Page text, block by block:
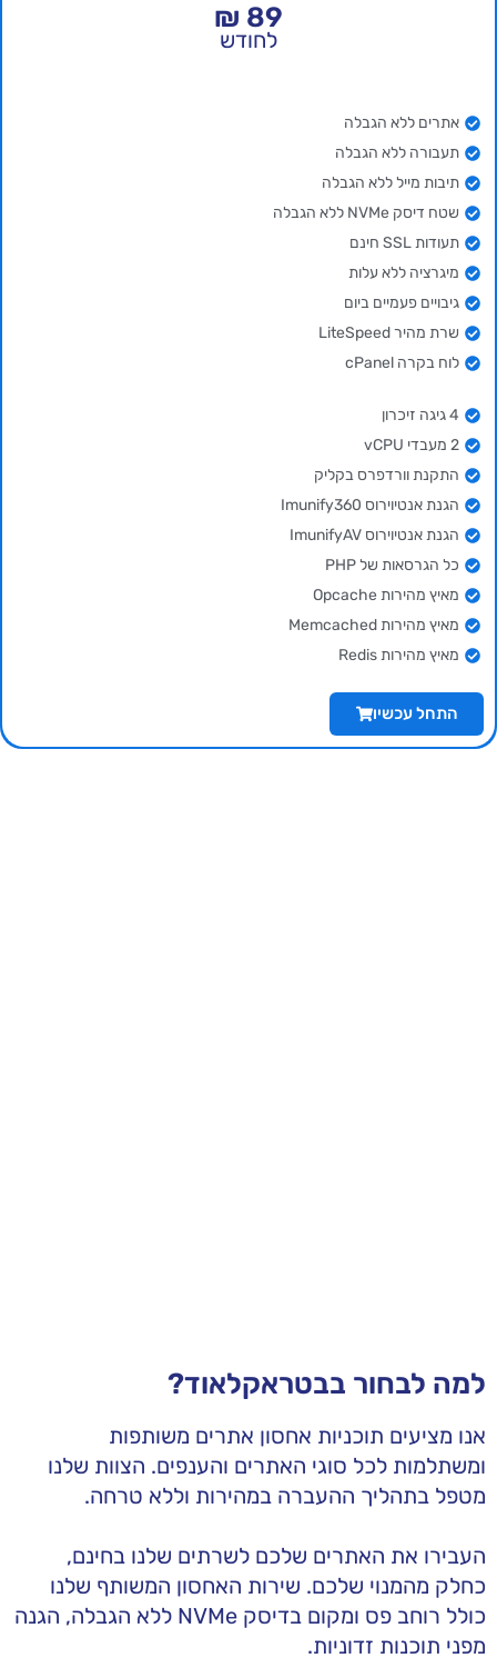
89 ₪
לחודש
אתרים ללא הגבלה​
תעבורה ללא הגבלה
תיבות מייל ללא הגבלה
שטח דיסק NVMe ללא הגבלה​
תעודות SSL חינם
מיגרציה ללא עלות
גיבויים פעמיים ביום
שרת מהיר LiteSpeed
לוח בקרה cPanel
4 גיגה זיכרון
2 מעבדי vCPU
התקנת וורדפרס בקליק
הגנת אנטיוירוס Imunify360
הגנת אנטיוירוס ImunifyAV
כל הגרסאות של PHP
מאיץ מהירות Opcache
מאיץ מהירות Memcached
מאיץ מהירות Redis
התחל עכשיו
למה לבחור בבטראקלאוד?
אנו מציעים תוכניות אחסון אתרים משותפות
ומשתלמות לכל סוגי האתרים והענפים. הצוות שלנו
מטפל בתהליך ההעברה במהירות וללא טרחה.
העבירו את האתרים שלכם לשרתים שלנו בחינם,
כחלק מהמנוי שלכם. שירות האחסון המשותף שלנו
כולל רוחב פס ומקום בדיסק NVMe ללא הגבלה, הגנה
מפני תוכנות זדוניות.